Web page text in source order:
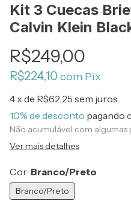
Kit 3 Cuecas
Calvin Klein
R$249,00
R$224,10 com Pix
4 x de R$62,25 sem juros
10% de desconto pagando
Não acumulável com
Ver mais detalhes
Cor: Branco/Preto
Branco/Preto